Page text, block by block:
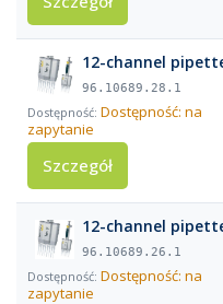
12-channel
96.10689.28.1
Dostępność: na
zapytanie
Szczegół
12-channel
96.10689.26.1
Dostępność: na
zapytanie